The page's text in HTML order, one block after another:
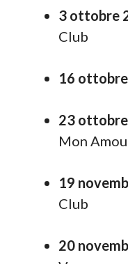
3 ottobre
Club
16
23
Mon
19
Club
20